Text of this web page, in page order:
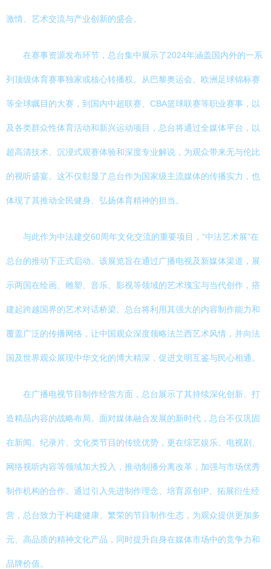
激情、艺术交流与产业创新的盛会。
在赛事资源发布环节，总台集中展示了2024年涵盖国内外的一系
列顶级体育赛事独家或核心转播权。从巴黎奥运会、欧洲足球锦标赛
等全球瞩目的大赛，到国内中超联赛、CBA篮球联赛等职业赛事，以
及各类群众性体育活动和新兴运动项目，总台将通过全媒体平台，以
超高清技术、沉浸式观赛体验和深度专业解说，为观众带来无与伦比
的视听盛宴。这不仅彰显了总台作为国家级主流媒体的传播实力，也
体现了其推动全民健身、弘扬体育精神的担当。
与此作为中法建交60周年文化交流的重要项目，“中法艺术展”在
总台的推动下正式启动。该展览旨在通过广播电视及新媒体渠道，展
示两国在绘画、雕塑、音乐、影视等领域的艺术瑰宝与当代创作，搭
建起跨越国界的艺术对话桥梁。总台将利用其强大的内容制作能力和
覆盖广泛的传播网络，让中国观众深度领略法兰西艺术风情，并向法
国及世界观众展现中华文化的博大精深，促进文明互鉴与民心相通。
在广播电视节目制作经营方面，总台展示了其持续深化创新、打
造精品内容的战略布局。面对媒体融合发展的新时代，总台不仅巩固
在新闻、纪录片、文化类节目的传统优势，更在综艺娱乐、电视剧、
网络视听内容等领域加大投入，推动制播分离改革，加强与市场优秀
制作机构的合作。通过引入先进制作理念、培育原创IP、拓展衍生经
营，总台致力于构建健康、繁荣的节目制作生态，为观众提供更加多
元、高品质的精神文化产品，同时提升自身在媒体市场中的竞争力和
品牌价值。